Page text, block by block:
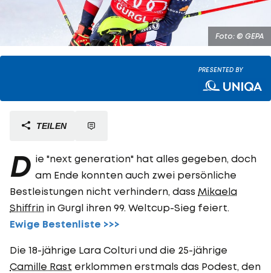
Foto: © GEPA
PRESENTED BY
TEILEN
D ie "next generation" hat alles gegeben, doch
am Ende konnten auch zwei persönliche
Bestleistungen nicht verhindern, dass Mikaela
Shiffrin in Gurgl ihren 99. Weltcup-Sieg feiert.
Ewige Bestenliste >>>
Die 18-jährige Lara Colturi und die 25-jährige
Camille Rast erklommen erstmals das Podest, den